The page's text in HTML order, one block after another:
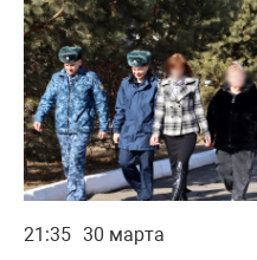
21:35 30 марта